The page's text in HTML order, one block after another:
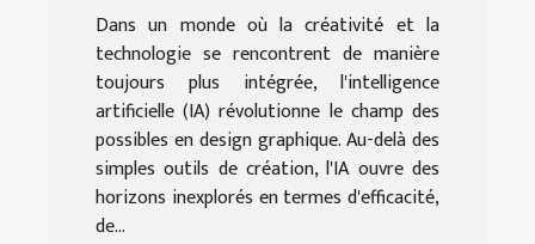
graphique
Dans un monde où la créativité et la
technologie se rencontrent de manière
toujours plus intégrée, l'intelligence
artificielle (IA) révolutionne le champ des
possibles en design graphique. Au-delà des
simples outils de création, l'IA ouvre des
horizons inexplorés en termes d'efficacité,
de...